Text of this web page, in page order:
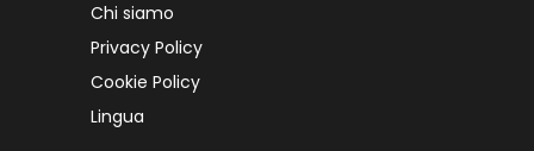
Chi siamo
Privacy Policy
Cookie Policy
Lingua